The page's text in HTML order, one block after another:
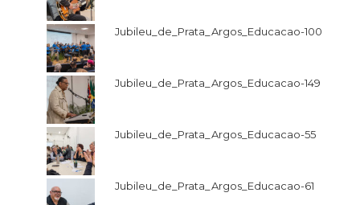
Jubileu_de_Prata_Argos_Educacao-100
Jubileu_de_Prata_Argos_Educacao-149
Jubileu_de_Prata_Argos_Educacao-55
Jubileu_de_Prata_Argos_Educacao-61